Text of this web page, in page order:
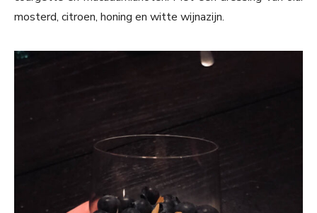
mosterd, citroen, honing en witte wijnazijn.